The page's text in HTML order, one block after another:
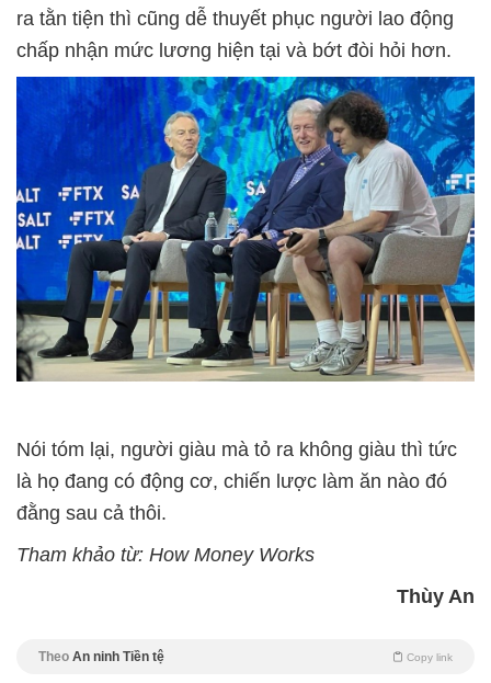
ra tằn tiện thì cũng dễ thuyết phục người lao động
chấp nhận mức lương hiện tại và bớt đòi hỏi hơn.
Nói tóm lại, người giàu mà tỏ ra không giàu thì tức
là họ đang có động cơ, chiến lược làm ăn nào đó
đằng sau cả thôi.
Tham khảo từ: How Money Works
Thùy An
Theo An ninh Tiền tệ Copy link